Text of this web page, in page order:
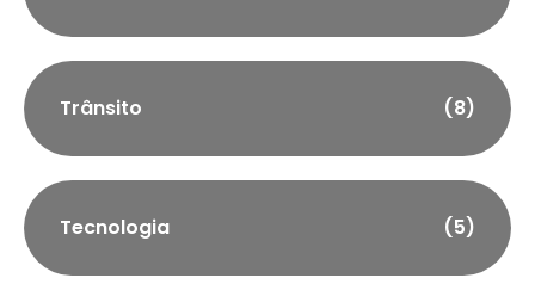
Trânsito (8)
Tecnologia (5)